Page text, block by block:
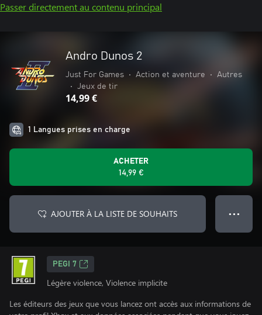
Passer directement au contenu principal
Andro Dunos 2
Just For Games • Action et aventure •
Autres
•
Jeux de tir
14,99 €
1 Langues prises en charge
ACHETER
14,99 €
AJOUTER À LA LISTE DE SOUHAITS ● ● ●
PEGI 7
Légère violence, Violence implicite
Les éditeurs des jeux que vous lancez ont accès aux informations de